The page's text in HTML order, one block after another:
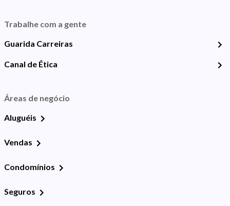
Trabalhe com a gente
Guarida Carreiras
Canal de Ética
Áreas de negócio
Aluguéis
Vendas
Condomínios
Seguros